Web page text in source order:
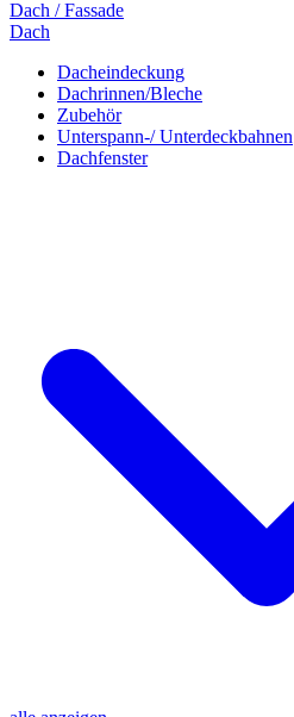
Dach / Fassade
Dach
Dacheindeckung
Dachrinnen/Bleche
Zubehör
Unterspann-/ Unterdeckbahnen
Dachfenster